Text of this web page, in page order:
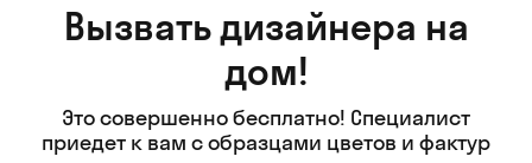
Вызвать дизайнера на
дом!
Это совершенно бесплатно! Специалист
приедет к вам с образцами цветов и фактур